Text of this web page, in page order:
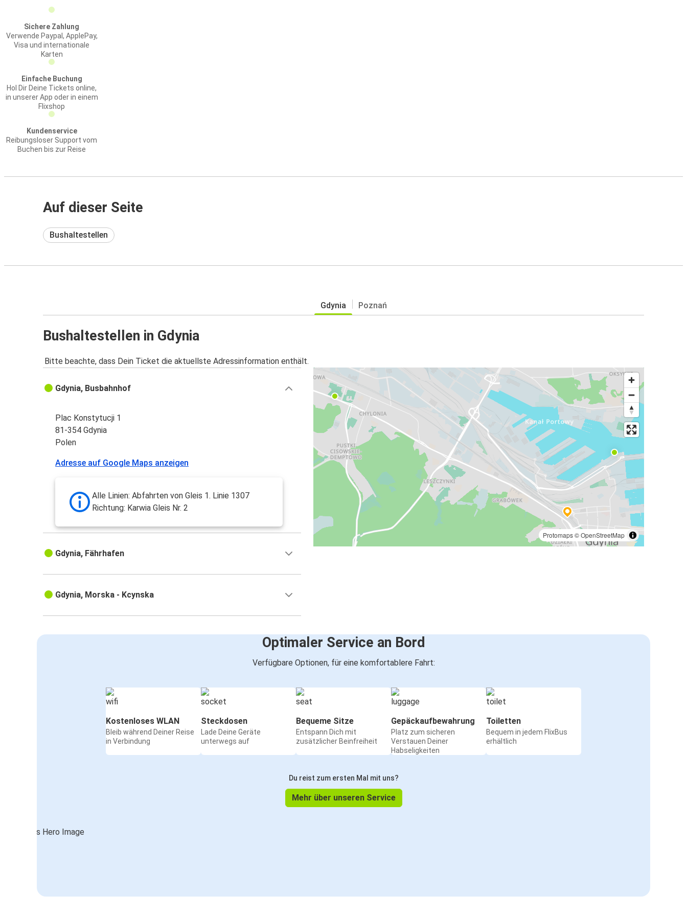
Sichere Zahlung
Verwende Paypal, ApplePay,
Visa und internationale
Karten
Einfache Buchung
Hol Dir Deine Tickets online,
in unserer App oder in einem
Flixshop
Kundenservice
Reibungsloser Support vom
Buchen bis zur Reise
Auf dieser Seite
Bushaltestellen
Gdynia Poznań
Bushaltestellen in Gdynia
Bitte beachte, dass Dein Ticket die aktuellste Adressinformation enthält.
Protomaps©OpenStreetMap
Gdynia, Busbahnhof
Plac Konstytucji 1
81-354 Gdynia
Polen
Adresse auf Google Maps anzeigen
Alle Linien: Abfahrten von Gleis 1. Linie 1307
Richtung: Karwia Gleis Nr. 2
Gdynia, Fährhafen
Gdynia, Morska - Kcynska
Optimaler Service an Bord
Verfügbare Optionen, für eine komfortablere Fahrt:
Kostenloses WLAN
Bleib während Deiner Reise
in Verbindung
Steckdosen
Lade Deine Geräte
unterwegs auf
Bequeme Sitze
Entspann Dich mit
zusätzlicher Beinfreiheit
Gepäckaufbewahrung
Platz zum sicheren
Verstauen Deiner
Habseligkeiten
Toiletten
Bequem in jedem FlixBus
erhältlich
Du reist zum ersten Mal mit uns?
Mehr über unseren Service